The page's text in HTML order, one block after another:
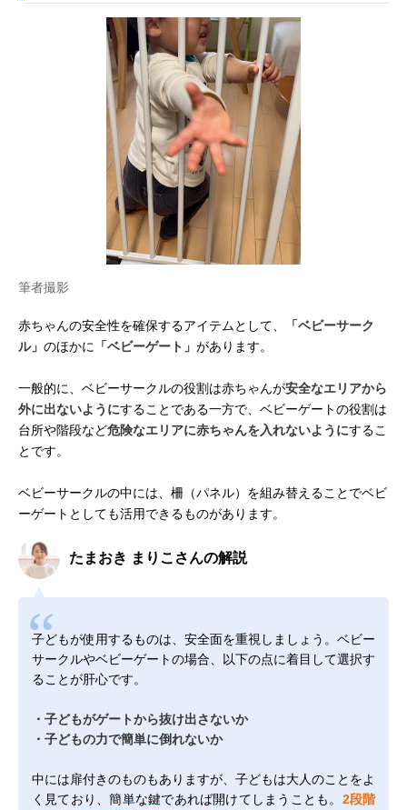
筆者撮影
赤ちゃんの安全性を確保するアイテムとして、
「ベビーサーク
ル」 のほかに 「ベビーゲート」 があります。
一般的に、ベビーサークルの役割は赤ちゃんが安全なエリアから
外に出ないようにすることである一方で、ベビーゲートの役割は
台所や階段など危険なエリアに赤ちゃんを入れないようにするこ
とです。
ベビーサークルの中には、柵（パネル）を組み替えることでベビ
ーゲートとしても活用できるものがあります。
たまおき まりこさんの解説
子どもが使用するものは、安全面を重視しましょう。ベビー
サークルやベビーゲートの場合、以下の点に着目して選択す
ることが肝心です。
・子どもがゲートから抜け出さないか
・子どもの力で簡単に倒れないか
中には扉付きのものもありますが、子どもは大人のことをよ
く見ており、簡単な鍵であれば開けてしまうことも。 2段階